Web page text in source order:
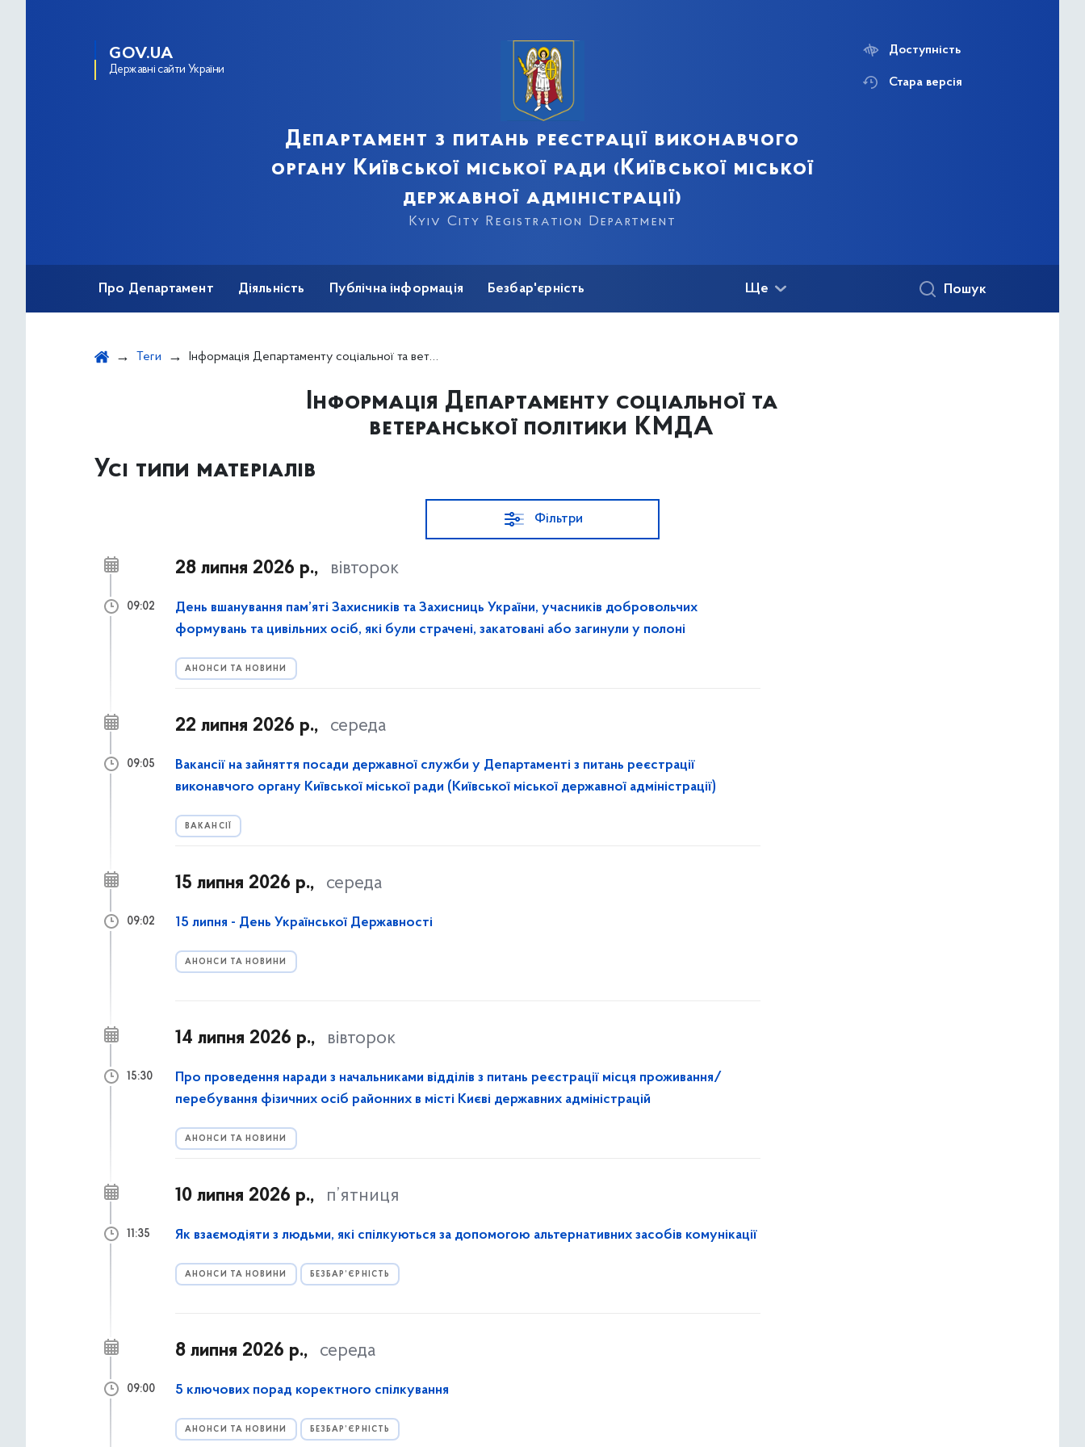
GOV.UA
Державні сайти України
Департамент з питань реєстрації виконавчого
органу Київської міської ради (Київської міської
державної адміністрації)
Kyiv City Registration Department
Доступність
Стара версія
Про Департамент Діяльність Публічна інформація Безбар'єрність Ще Пошук
Теги Інформація Департаменту соціальної та ветеранської політики КМДА
Інформація Департаменту соціальної та
ветеранської політики КМДА
Усі типи матеріалів
Фільтри
28 липня 2026 р., вівторок
День вшанування пам’яті Захисників та Захисниць України, учасників добровольчих
формувань та цивільних осіб, які були страчені, закатовані або загинули у полоні
АНОНСИ ТА НОВИНИ
09:02
22 липня 2026 р., середа
Вакансії на зайняття посади державної служби у Департаменті з питань реєстрації
виконавчого органу Київської міської ради (Київської міської державної адміністрації)
ВАКАНСІЇ
09:05
15 липня 2026 р., середа
15 липня - День Української Державності
АНОНСИ ТА НОВИНИ
09:02
14 липня 2026 р., вівторок
Про проведення наради з начальниками відділів з питань реєстрації місця проживання/
перебування фізичних осіб районних в місті Києві державних адміністрацій
АНОНСИ ТА НОВИНИ
15:30
10 липня 2026 р., п’ятниця
Як взаємодіяти з людьми, які спілкуються за допомогою альтернативних засобів комунікації
АНОНСИ ТА НОВИНИ БЕЗБАР’ЄРНІСТЬ
11:35
8 липня 2026 р., середа
5 ключових порад коректного спілкування
АНОНСИ ТА НОВИНИ БЕЗБАР’ЄРНІСТЬ
09:00